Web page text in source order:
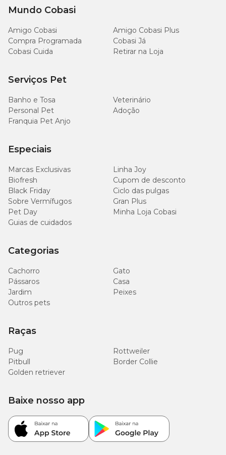
Mundo Cobasi
Amigo Cobasi
Amigo Cobasi Plus
Compra Programada
Cobasi Já
Cobasi Cuida
Retirar na Loja
Serviços Pet
Banho e Tosa
Veterinário
Personal Pet
Adoção
Franquia Pet Anjo
Especiais
Marcas Exclusivas
Linha Joy
Biofresh
Cupom de desconto
Black Friday
Ciclo das pulgas
Sobre Vermífugos
Gran Plus
Pet Day
Minha Loja Cobasi
Guias de cuidados
Categorias
Cachorro
Gato
Pássaros
Casa
Jardim
Peixes
Outros pets
Raças
Pug
Rottweiler
Pitbull
Border Collie
Golden retriever
Baixe nosso app